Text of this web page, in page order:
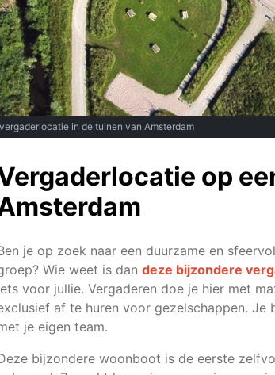
in de tuinen van Amsterdam
op
je op zoek naar een duurzame en
Wie weet is dan deze bijzondere
voor jullie. Vergaderen doe je hier met
af te huren voor gezelschappen. Je
je eigen team.
bijzondere woonboot is de eerste